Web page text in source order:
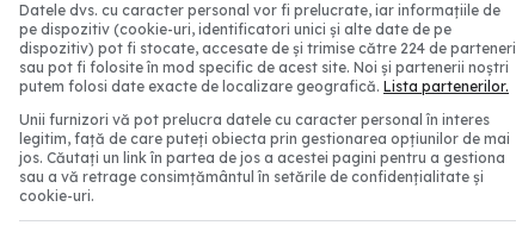
Bruce Willis. Va RENUNȚA la actorie
elena udrea doza de sanatate
Datele dvs. cu caracter personal vor fi prelucrate, iar informațiile de
pe dispozitiv (cookie-uri, identificatori unici și alte date de pe
dispozitiv) pot fi stocate, accesate de și trimise către 224 de parteneri
sau pot fi folosite în mod specific de acest site. Noi și partenerii noștri
putem folosi date exacte de localizare geografică. Lista partenerilor.
Unii furnizori vă pot prelucra datele cu caracter personal în interes
legitim, față de care puteți obiecta prin gestionarea opțiunilor de mai
jos. Căutați un link în partea de jos a acestei pagini pentru a gestiona
sau a vă retrage consimțământul în setările de confidențialitate și
cookie-uri.